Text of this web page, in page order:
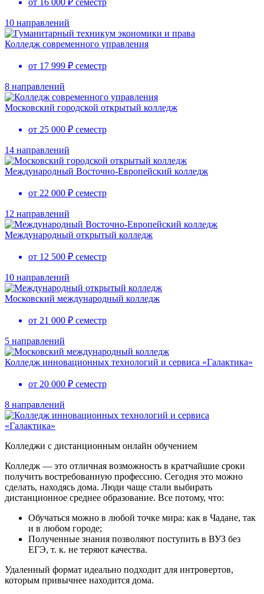
10 направлений
Колледж современного управления
от 17 999 ₽ семестр
8 направлений
Московский городской открытый колледж
от 25 000 ₽ семестр
14 направлений
Международный Восточно-Европейский колледж
от 22 000 ₽ семестр
12 направлений
Международный открытый колледж
от 12 500 ₽ семестр
10 направлений
Московский международный колледж
от 21 000 ₽ семестр
5 направлений
Колледж инновационных технологий и сервиса «Галактика»
от 20 000 ₽ семестр
8 направлений
Колледжи с дистанционным онлайн обучением
Колледж — это отличная возможность в кратчайшие сроки
получить востребованную профессию. Сегодня это можно
сделать, находясь дома. Люди чаще стали выбирать
дистанционное среднее образование. Все потому, что:
Обучаться можно в любой точке мира: как в Чадане, так
и в любом городе;
Полученные знания позволяют поступить в ВУЗ без
ЕГЭ, т. к. не теряют качества.
Удаленный формат идеально подходит для интровертов,
которым привычнее находится дома.